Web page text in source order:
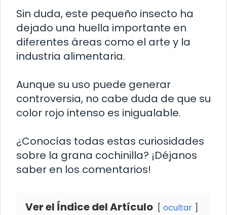
Sin duda, este pequeño insecto ha
dejado una huella importante en
diferentes áreas como el arte y la
industria alimentaria.
Aunque su uso puede generar
controversia, no cabe duda de que su
color rojo intenso es inigualable.
¿Conocías todas estas curiosidades
sobre la grana cochinilla? ¡Déjanos
saber en los comentarios!
Ver el Índice del Artículo ocultar